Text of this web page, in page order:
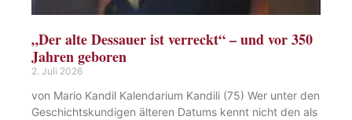
„Der alte Dessauer ist verreckt“ – und vor 350
Jahren geboren
2. Juli 2026
von Mario Kandil Kalendarium Kandili (75) Wer unter den
Geschichtskundigen älteren Datums kennt nicht den als